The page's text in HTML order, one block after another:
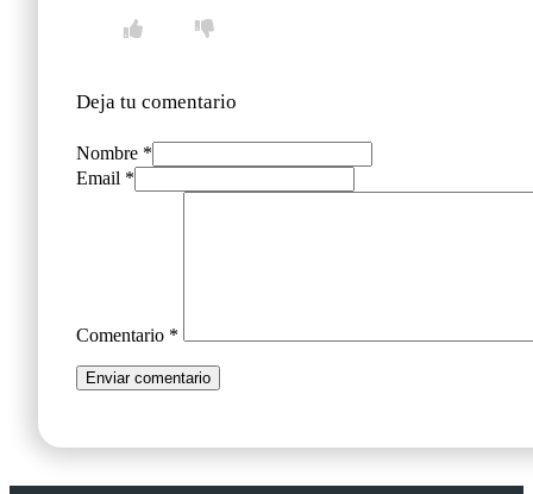
Deja tu comentario
Nombre *
Email *
Comentario *